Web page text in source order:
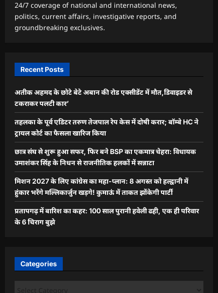
24/7 coverage of national and international news,
politics, current affairs, investigative reports, and
groundbreaking exclusives.
Recent Posts
अतीक अहमद के छोटे बेटे अबान की रोड एक्सीडेंट में मौत,डिवाइडर से
टकराकर पलटी कार’
तहलका के पूर्व एडिटर तरुण तेजपाल रेप केस में दोषी करार; बॉम्बे HC ने
ट्रायल कोर्ट का फैसला खारिज किया
छात्र संघ से शुरू हुआ सफर, फिर बने BSP का एकमात्र चेहरा: विधायक
उमाशंकर सिंह के निधन से राजनीतिक हलकों में सन्नाटा
मिशन 2027 के लिए कांग्रेस का महा-प्लान: 8 अगस्त को हल्द्वानी में
हुंकार भरेंगे मल्लिकार्जुन खड़गे! कुमाऊं में ताकत झोंकेगी पार्टी
प्रतापगढ़ में बारिश का कहर: 100 साल पुरानी हवेली ढही, एक ही परिवार
के 6 चिराग बुझे
Categories